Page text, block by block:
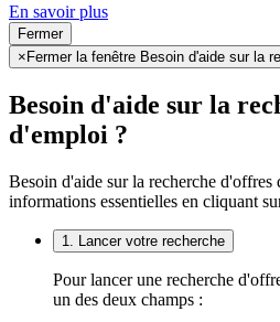
En savoir plus
Fermer
× Fermer la fenêtre Besoin d'aide sur la
Besoin d'aide sur la
d'emploi ?
Besoin d'aide sur la recherche d'offres
informations essentielles en cliquant
1. Lancer votre recherche
Pour lancer une recherche
un des deux champs :